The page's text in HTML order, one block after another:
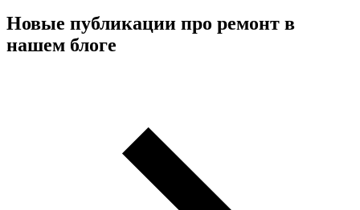
Новые публикации про ремонт в
нашем блоге